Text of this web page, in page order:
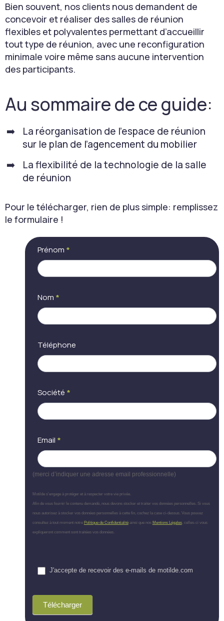
Bien souvent, nos clients nous demandent de
concevoir et réaliser des salles de réunion
flexibles et polyvalentes permettant d’accueillir
tout type de réunion, avec une reconfiguration
minimale voire même sans aucune intervention
des participants.
Au sommaire de ce guide:
La réorganisation de l’espace de réunion
sur le plan de l’agencement du mobilier
La flexibilité de la technologie de la salle
de réunion
Pour le télécharger, rien de plus simple: remplissez
le formulaire !
salle
flexible et
polyvalente
Prénom *
Nom *
Téléphone
Société *
Email *
(merci d’indiquer une adresse email professionnelle)
Motilde s'engage à protéger et à respecter votre vie privée.
Afin de vous fournir le contenu demandé, nous devons stocker et traiter vos données personnelles. Si vous
nous autorisez à stocker vos données personnelles à cette fin, cochez la case ci-dessus. Vous pouvez
consultez à tout moment notre Politique de Confidentialitéainsi que nos Mentions Légales, celles-ci vous
expliqueront comment sont traitées vos données.
J'accepte de recevoir des e-mails de motilde.com
Télécharger
vous
êtes
un
remplissez
pas
ce